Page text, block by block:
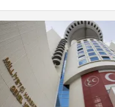
uzaklaştırılmalarına,
yönetiminin görevi
karar verdi